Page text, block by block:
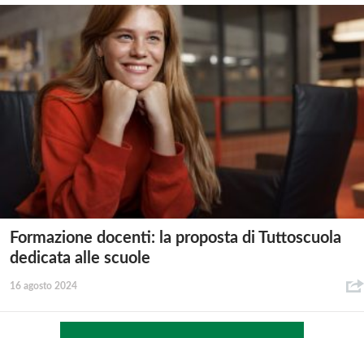
Formazione docenti: la proposta di Tuttoscuola
dedicata alle scuole
16 agosto 2024